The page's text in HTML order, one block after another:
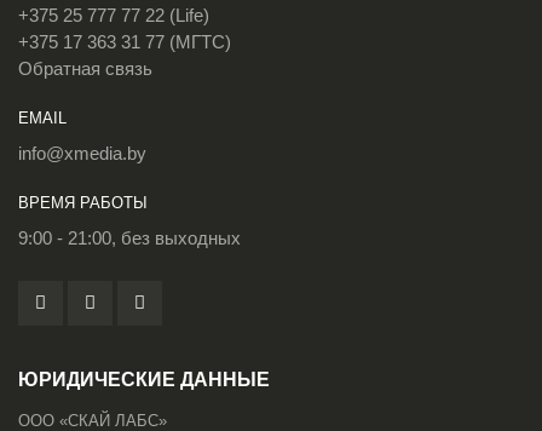
+375 25 777 77 22 (Life)
+375 17 363 31 77 (МГТС)
Обратная связь
EMAIL
info@xmedia.by
ВРЕМЯ РАБОТЫ
9:00 - 21:00, без выходных
ЮРИДИЧЕСКИЕ ДАННЫЕ
ООО «СКАЙ ЛАБС»